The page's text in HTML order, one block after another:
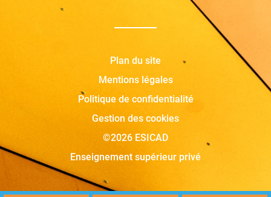
Plan du site
Mentions légales
Politique de confidentialité
Gestion des cookies
©2026 ESICAD
Enseignement supérieur privé